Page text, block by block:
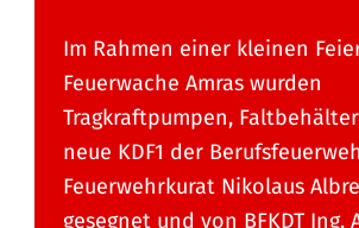
Im Rahmen einer kleinen
Feuerwache Amras wurden
Tragkraftpumpen,
neue KDF1 der
Feuerwehrkurat Nikolaus
gesegnet und von BFKDT Ing.